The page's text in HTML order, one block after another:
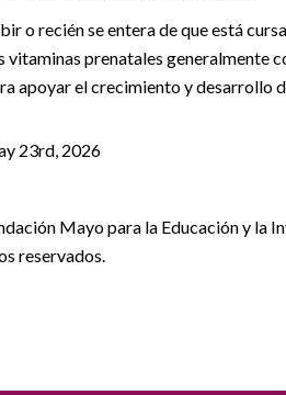
o recién se entera de que está
vitaminas prenatales generalmente
apoyar el crecimiento y desarrollo
23rd, 2026
Mayo para la Educación y la
reservados.